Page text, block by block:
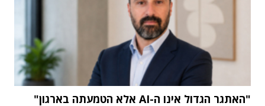
"האתגר הגדול אינו ה-AI אלא הטמעתה בארגון"